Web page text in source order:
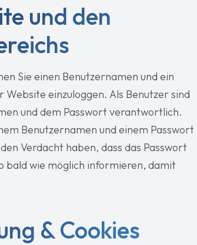
und den
Sie einen Benutzernamen und ein
einzuloggen. Als Benutzer sind
und dem Passwort verantwortlich.
Benutzernamen und einem Passwort
Verdacht haben, dass das Passwort
bald wie möglich informieren, damit
& Cookies